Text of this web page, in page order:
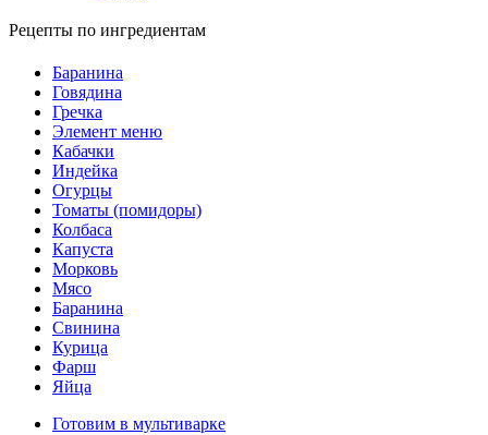
Рецепты по ингредиентам
Баранина
Говядина
Гречка
Элемент меню
Кабачки
Индейка
Огурцы
Томаты (помидоры)
Колбаса
Капуста
Морковь
Мясо
Баранина
Свинина
Курица
Фарш
Яйца
Готовим в мультиварке